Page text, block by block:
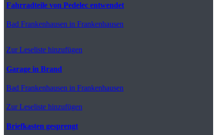
Fahrradteile von Pedelec entwendet
Bad Frankenhausen in Frankenhausen
Zur Leseliste hinzufügen
Garage in Brand
Bad Frankenhausen in Frankenhausen
Zur Leseliste hinzufügen
Briefkasten gesprengt